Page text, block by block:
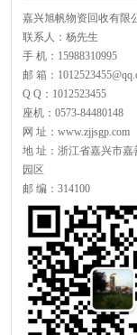
嘉兴旭帆物资回收有限
联系人：杨先生
手 机：15988310995
邮 箱：
Q Q：1012523455
座机：0573-84480148
网 址：www.zjjsgp.com
地 址：浙江省嘉兴市嘉
园区
邮 编：314100